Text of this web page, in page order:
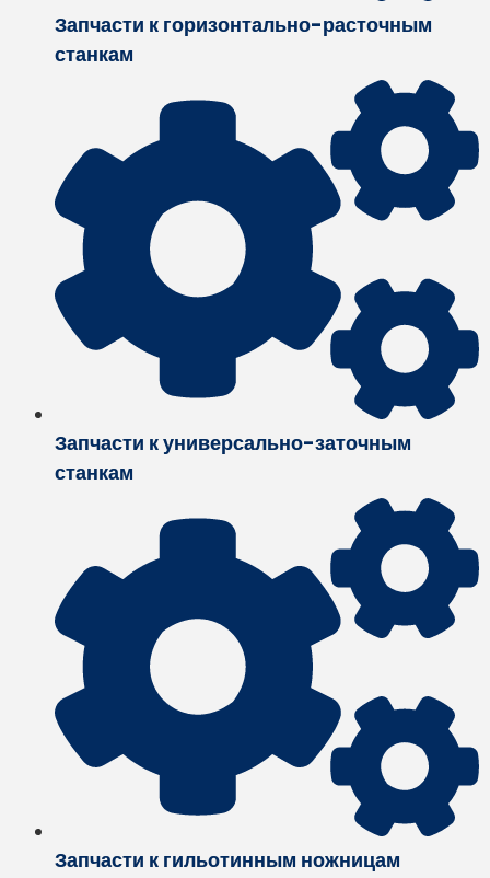
Запчасти к горизонтально-расточным
станкам
Запчасти к универсально-заточным
станкам
Запчасти к гильотинным ножницам